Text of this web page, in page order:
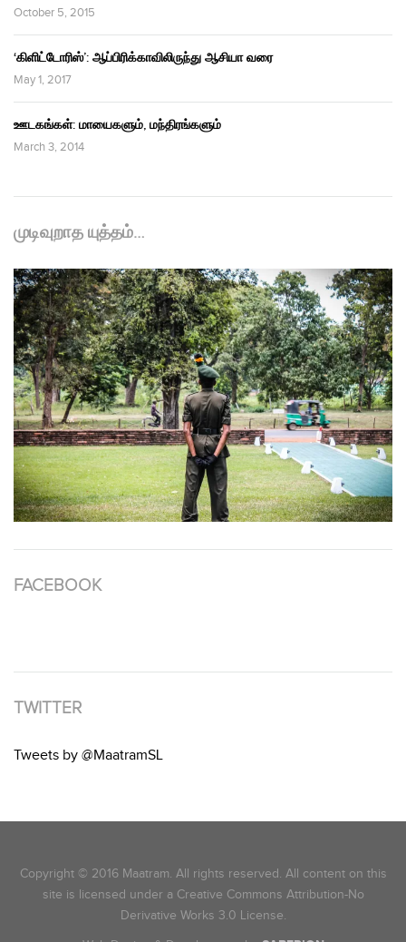
October 5, 2015
‘கிளிட்டோரிஸ்’: ஆப்பிரிக்காவிலிருந்து ஆசியா வரை
May 1, 2017
ஊடகங்கள்: மாயைகளும், மந்திரங்களும்
March 3, 2014
முடிவுறாத யுத்தம்…
FACEBOOK
TWITTER
Tweets by @MaatramSL
Copyright © 2016 Maatram. All rights reserved. All content on this
site is licensed under a Creative Commons Attribution-No
Derivative Works 3.0 License.